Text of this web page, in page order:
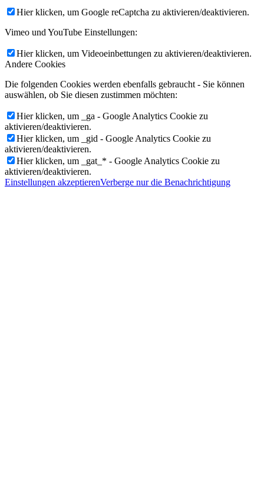
Hier klicken, um Google reCaptcha zu aktivieren/deaktivieren.
Vimeo und YouTube Einstellungen:
Hier klicken, um Videoeinbettungen zu aktivieren/deaktivieren.
Andere Cookies
Die folgenden Cookies werden ebenfalls gebraucht - Sie können
auswählen, ob Sie diesen zustimmen möchten:
Hier klicken, um _ga - Google Analytics Cookie zu
aktivieren/deaktivieren.
Hier klicken, um _gid - Google Analytics Cookie zu
aktivieren/deaktivieren.
Hier klicken, um _gat_* - Google Analytics Cookie zu
aktivieren/deaktivieren.
Einstellungen akzeptierenVerberge nur die Benachrichtigung